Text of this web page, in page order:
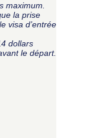
maximum.
la prise
visa d’entrée
dollars
le départ.